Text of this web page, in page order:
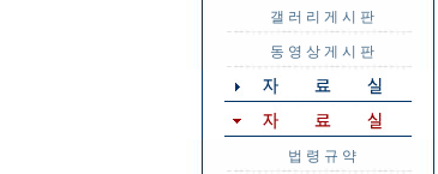
갤 러 리 게 시 판
동 영 상 게 시 판
법 령 규 약